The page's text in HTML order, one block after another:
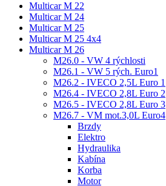
Multicar M 22
Multicar M 24
Multicar M 25
Multicar M 25 4x4
Multicar M 26
M26.0 - VW 4 rýchlosti
M26.1 - VW 5 rých. Euro1
M26.2 - IVECO 2,5L Euro 1
M26.4 - IVECO 2,8L Euro 2
M26.5 - IVECO 2,8L Euro 3
M26.7 - VM mot.3,0L Euro4
Brzdy
Elektro
Hydraulika
Kabína
Korba
Motor